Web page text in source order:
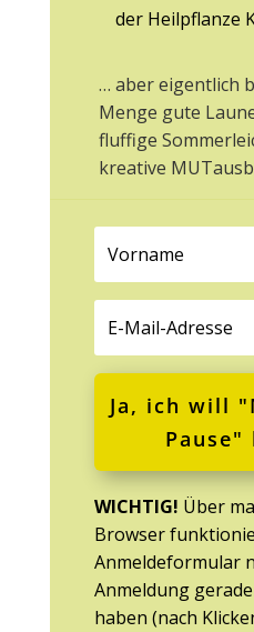
der Heilpflanze
… aber eigentlich
Menge gute
fluffige
kreative
Ja, ich will
Pause"
WICHTIG! Über
Browser
Anmeldeformular
Anmeldung
haben (nach